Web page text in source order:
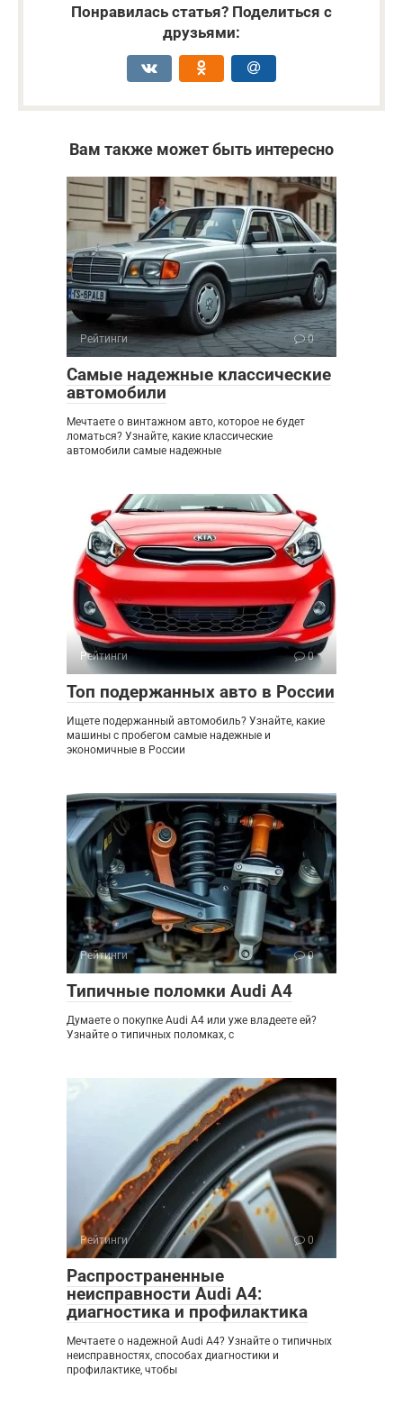
Понравилась статья? Поделиться с
друзьями:
Вам также может быть интересно
Рейтинги 0
Самые надежные классические
автомобили
Мечтаете о винтажном авто, которое не будет
ломаться? Узнайте, какие классические
автомобили самые надежные
Рейтинги 0
Топ подержанных авто в России
Ищете подержанный автомобиль? Узнайте, какие
машины с пробегом самые надежные и
экономичные в России
Рейтинги 0
Типичные поломки Audi A4
Думаете о покупке Audi A4 или уже владеете ей?
Узнайте о типичных поломках, с
Рейтинги 0
Распространенные
неисправности Audi A4:
диагностика и профилактика
Мечтаете о надежной Audi A4? Узнайте о типичных
неисправностях, способах диагностики и
профилактике, чтобы